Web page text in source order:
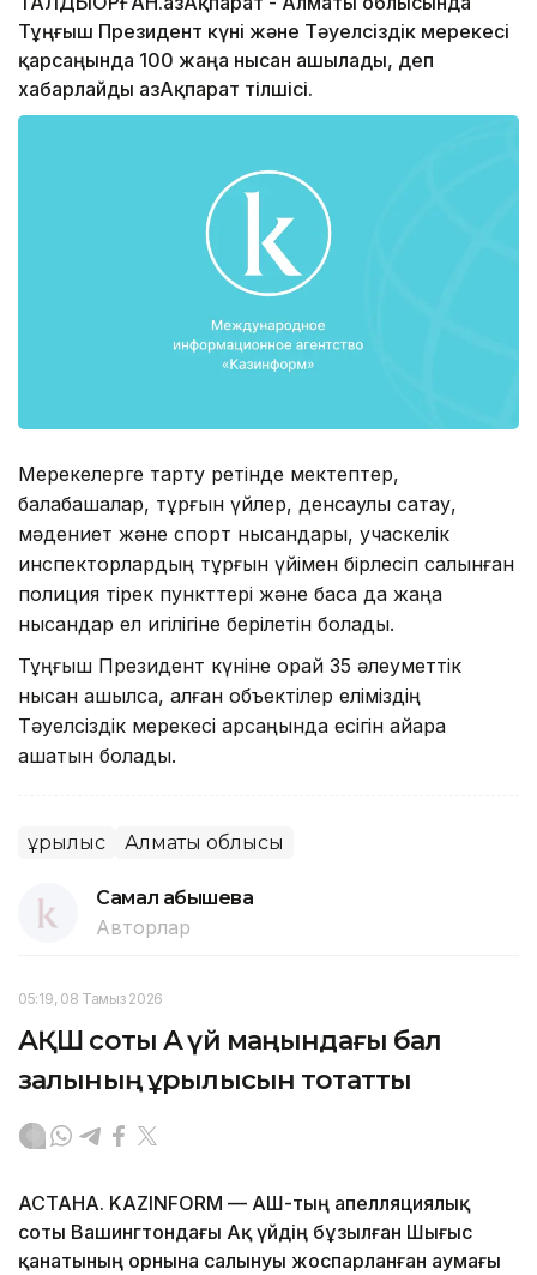
Тұңғыш Президент күні және Тәуелсіздік мерекесі
қарсаңында 100 жаңа нысан ашылады, деп
хабарлайды ҚазАқпарат тілшісі.
Мерекелерге тарту ретінде мектептер,
балабақшалар, тұрғын үйлер, денсаулық сақтау,
мәдениет және спорт нысандары, учаскелік
инспекторлардың тұрғын үйімен бірлесіп салынған
полиция тірек пункттері және басқа да жаңа
нысандар ел игілігіне берілетін болады.
Тұңғыш Президент күніне орай 35 әлеуметтік
нысан ашылса, қалған объектілер еліміздің
Тәуелсіздік мерекесі қарсаңында есігін айқара
ашатын болады.
Құрылыс Алматы облысы
Самал Қабышева
Авторлар
05:19, 08 Тамыз 2026
АҚШ соты Ақ үй маңындағы бал
залының құрылысын тоқтатты
АСТАНА. KAZINFORM — АҚШ-тың апелляциялық
соты Вашингтондағы Ақ үйдің бұзылған Шығыс
қанатының орнына салынуы жоспарланған аумағы